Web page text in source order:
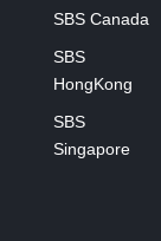
SBS Canada
SBS
HongKong
SBS
Singapore